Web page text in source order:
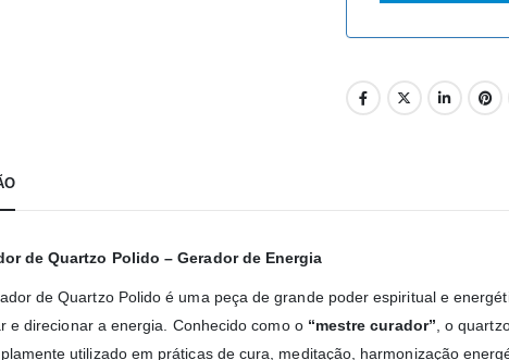
de Quartzo Polido – Gerador de Energia
de Quartzo Polido é uma peça de grande poder espiritual e
e direcionar a energia. Conhecido como o “mestre curador” , o
utilizado em práticas de cura, meditação, harmonização